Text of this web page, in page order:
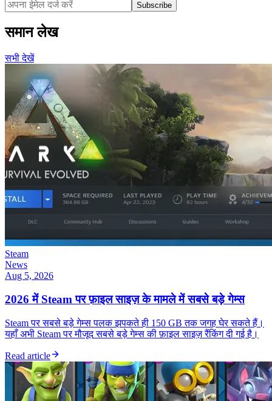
Subscribe
समान लेख
सभी देखें
Steam
News
Aug 5, 2026
2026 में Steam पर फ़ाइल साइज़ के मामले में सबसे बड़े गेम्स
Steam पर सबसे बड़े गेम्स पलक झपकते ही 150 GB तक जगह घेर सकते हैं।
यहाँ अभी Steam पर मौजूद सबसे बड़े गेम्स की फ़ाइल साइज़ रैंकिंग दी गई है।
Read article